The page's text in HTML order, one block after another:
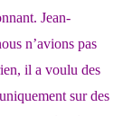
Jean-
n’avions pas
il a voulu des
sur des